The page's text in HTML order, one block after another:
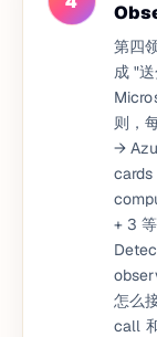
第四
成 "
则，
→
+ 3
怎么
call